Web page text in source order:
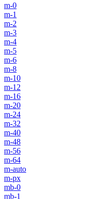
m-0
m-1
m-2
m-3
m-4
m-5
m-6
m-8
m-10
m-12
m-16
m-20
m-24
m-32
m-40
m-48
m-56
m-64
m-auto
m-px
mb-0
mb-1